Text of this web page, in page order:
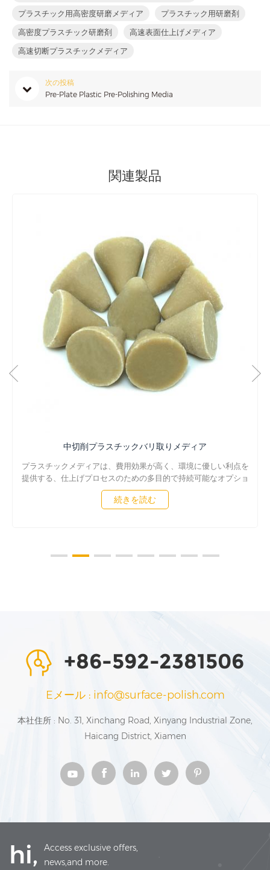
プラスチック用高密度研磨メディア
プラスチック用研磨剤
高密度プラスチック研磨剤
高速表面仕上げメディア
高速切断プラスチックメディア
次の投稿
Pre-Plate Plastic Pre-Polishing Media
関連製品
軽切削プラスチックスムージングメディア
軽切削プラスチック スムージング メディアは、さまざまな仕上げ
工程において費用対効果が高く、環境に優しいソリューションで
す。その革新的な表面仕上げ技術は優れた結果をもたらし、部品
の品質を向上させます。振動研磨機、遠心バレル研磨機、ドラッ
続きを読む
+86-592-2381506
Eメール : info@surface-polish.com
本社住所 : No. 31, Xinchang Road, Xinyang Industrial Zone,
Haicang District, Xiamen
hi,
Access exclusive offers,
news,and more.